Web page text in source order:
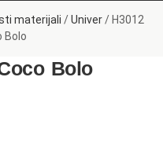
materijali /Univer/ H3012
Bolo
Bolo